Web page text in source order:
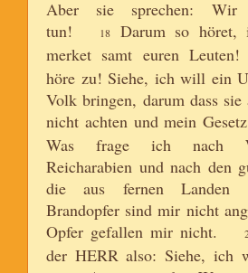
Aber sie sprechen: Wir
tun!
18
Darum so höret,
merket samt euren Leuten!
höre zu! Siehe, ich will ein
Volk bringen, darum dass
nicht achten und mein
Was frage ich nach
Reicharabien und nach den
die aus fernen Landen
Brandopfer sind mir nicht
Opfer gefallen mir nicht.
der HERR also: Siehe, ich